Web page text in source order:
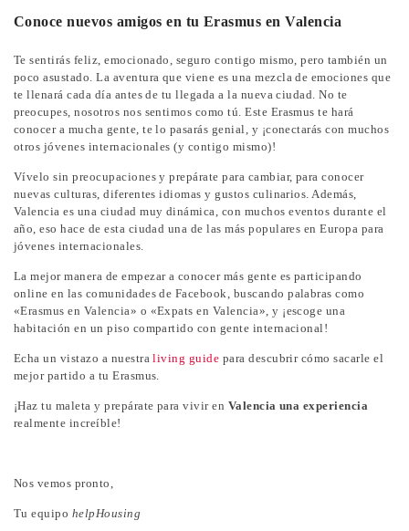
Conoce nuevos amigos en tu Erasmus en Valencia
Te sentirás feliz, emocionado, seguro contigo mismo, pero también un
poco asustado. La aventura que viene es una mezcla de emociones que
te llenará cada día antes de tu llegada a la nueva ciudad. No te
preocupes, nosotros nos sentimos como tú. Este Erasmus te hará
conocer a mucha gente, te lo pasarás genial, y ¡conectarás con muchos
otros jóvenes internacionales (y contigo mismo)!
Vívelo sin preocupaciones y prepárate para cambiar, para conocer
nuevas culturas, diferentes idiomas y gustos culinarios. Además,
Valencia es una ciudad muy dinámica, con muchos eventos durante el
año, eso hace de esta ciudad una de las más populares en Europa para
jóvenes internacionales.
La mejor manera de empezar a conocer más gente es participando
online en las comunidades de Facebook, buscando palabras como
«Erasmus en Valencia» o «Expats en Valencia», y ¡escoge una
habitación en un piso compartido con gente internacional!
Echa un vistazo a nuestraliving guide para descubrir cómo sacarle el
mejor partido a tu Erasmus.
¡Haz tu maleta y prepárate para vivir en Valencia una experiencia
realmente increíble!
Nos vemos pronto,
Tu equipo helpHousing